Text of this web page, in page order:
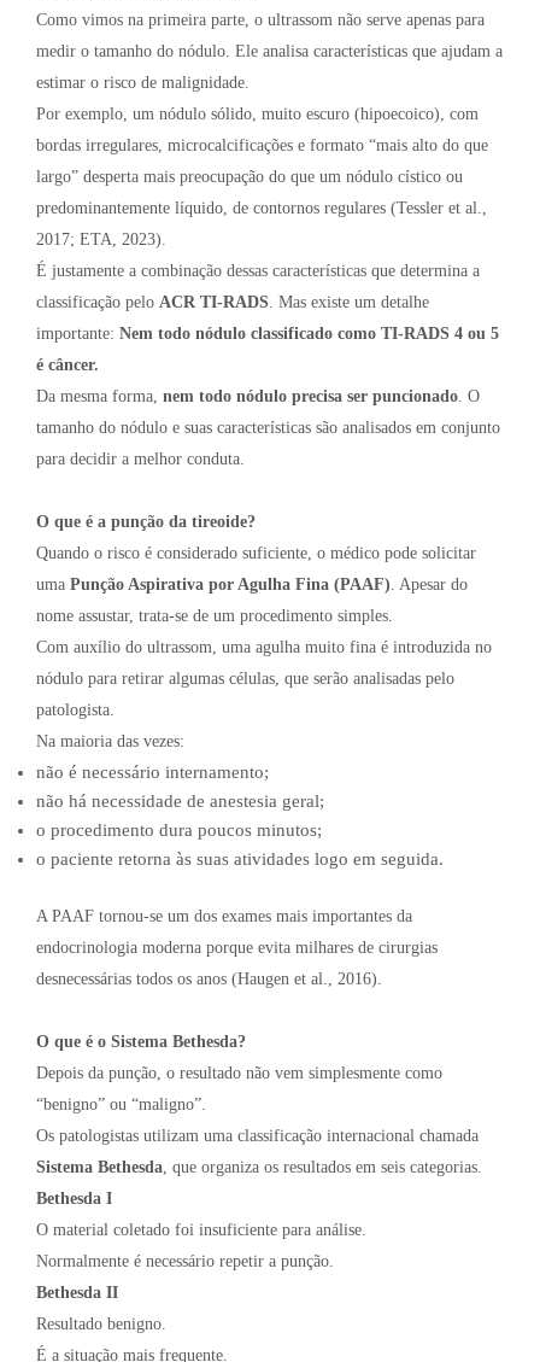
Como vimos na primeira parte, o ultrassom não serve apenas para
medir o tamanho do nódulo. Ele analisa características que ajudam a
estimar o risco de malignidade.
Por exemplo, um nódulo sólido, muito escuro (hipoecoico), com
bordas irregulares, microcalcificações e formato “mais alto do que
largo” desperta mais preocupação do que um nódulo cístico ou
predominantemente líquido, de contornos regulares (Tessler et al.,
2017; ETA, 2023).
É justamente a combinação dessas características que determina a
classificação pelo ACR TI-RADS. Mas existe um detalhe
importante: Nem todo nódulo classificado como TI-RADS 4 ou 5
é câncer.
Da mesma forma, nem todo nódulo precisa ser puncionado. O
tamanho do nódulo e suas características são analisados em conjunto
para decidir a melhor conduta.
O que é a punção da tireoide?
Quando o risco é considerado suficiente, o médico pode solicitar
uma Punção Aspirativa por Agulha Fina (PAAF). Apesar do
nome assustar, trata-se de um procedimento simples.
Com auxílio do ultrassom, uma agulha muito fina é introduzida no
nódulo para retirar algumas células, que serão analisadas pelo
patologista.
Na maioria das vezes:
não é necessário internamento;
não há necessidade de anestesia geral;
o procedimento dura poucos minutos;
o paciente retorna às suas atividades logo em seguida.
A PAAF tornou-se um dos exames mais importantes da
endocrinologia moderna porque evita milhares de cirurgias
desnecessárias todos os anos (Haugen et al., 2016).
O que é o Sistema Bethesda?
Depois da punção, o resultado não vem simplesmente como
“benigno” ou “maligno”.
Os patologistas utilizam uma classificação internacional chamada
Sistema Bethesda , que organiza os resultados em seis categorias.
Bethesda I
O material coletado foi insuficiente para análise.
Normalmente é necessário repetir a punção.
Bethesda II
Resultado benigno.
É a situação mais frequente.